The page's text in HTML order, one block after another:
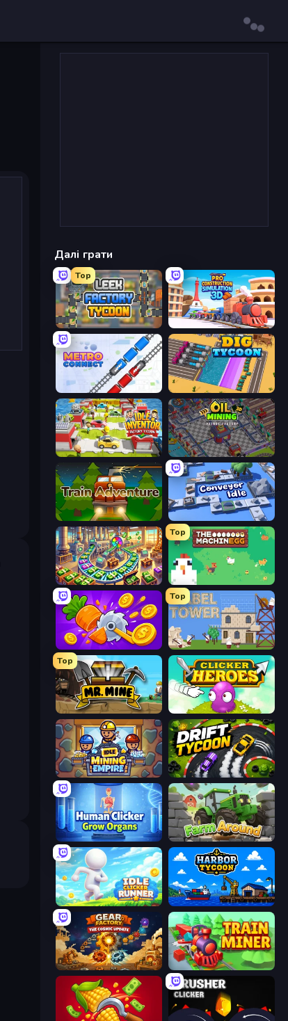
Далі грати
Top
Leek Factory Tycoon Pro Construction: Simulation 3D
Metro Connect Dig Tycoon
Idle Inventor Oil Mining 3D: Petrol Factory
Train Adventure Conveyor Idle
Money Factory: Tycoon Idle Game
Top
The MachinEGG
Farm Ring Idle
Top
Babel Tower
Top
Mr. Mine Clicker Heroes
Idle Mining Empire Drift Tycoon
Human Clicker: Grow Organs Farm Around
Idle Clicker Runner Harbor Tycoon
Gear Factory Train Miner